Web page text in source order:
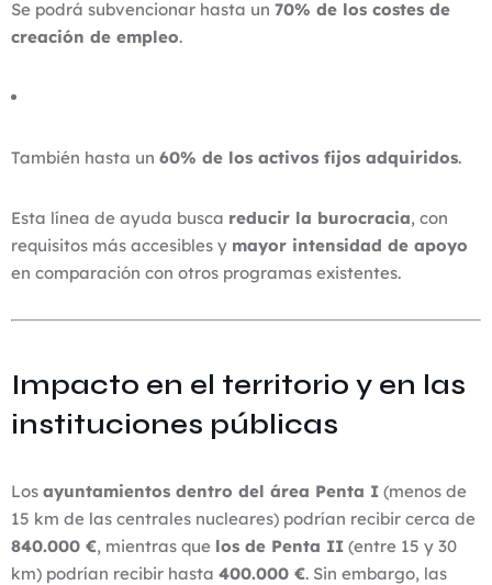
Se podrá subvencionar hasta un 70% de los costes de
creación de empleo.
También hasta un 60% de los activos fijos adquiridos.
Esta línea de ayuda busca reducir la burocracia, con
requisitos más accesibles y mayor intensidad de apoyo
en comparación con otros programas existentes.
Impacto en el territorio y en las
instituciones públicas
Los ayuntamientos dentro del área Penta I (menos de
15 km de las centrales nucleares) podrían recibir cerca de
840.000 €, mientras que los de Penta II (entre 15 y 30
km) podrían recibir hasta 400.000 €. Sin embargo, las